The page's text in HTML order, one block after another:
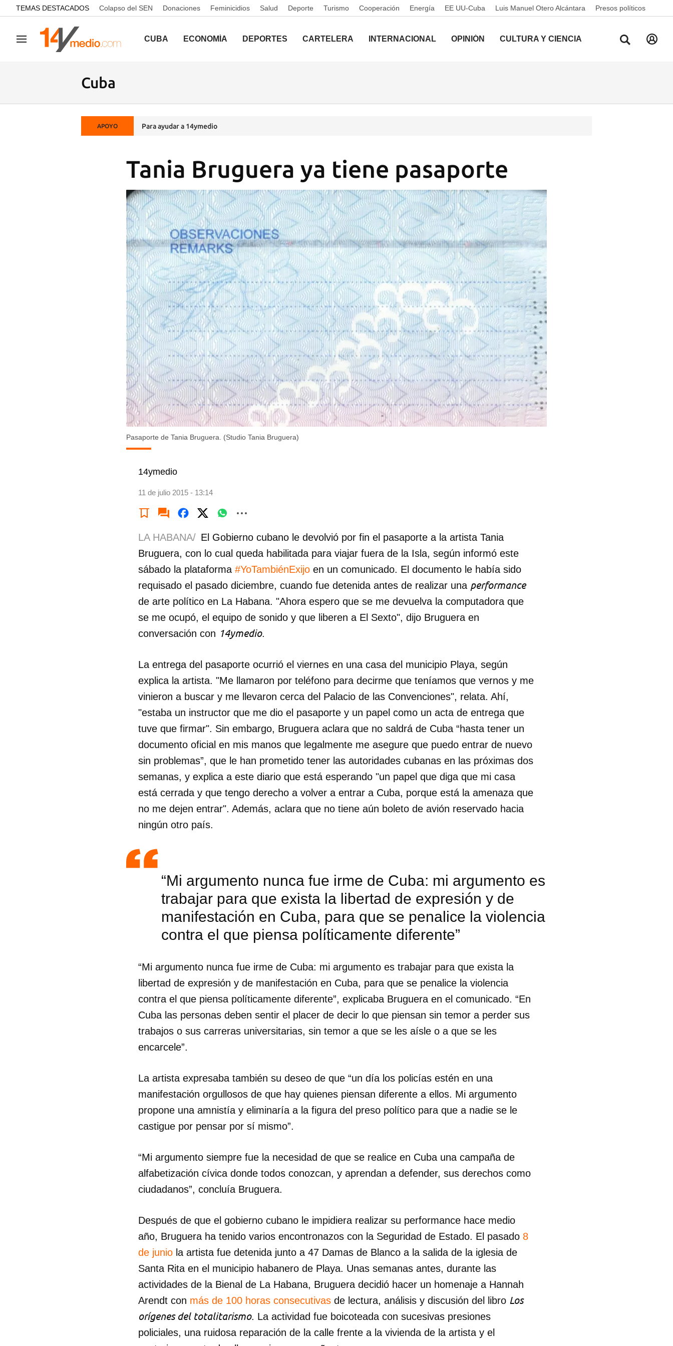
common.go-to-content
TEMAS DESTACADOS Colapso del SEN Donaciones Feminicidios Salud Deporte Turismo Cooperación Energía EE UU-Cuba Luis Manuel Otero Alcántara Presos políticos
Navegación CUBA ECONOMÍA DEPORTES CARTELERA INTERNACIONAL OPINIÓN CULTURA Y CIENCIA
Cuba
APOYO Para ayudar a 14ymedio
Tania Bruguera ya tiene pasaporte
Pasaporte de Tania Bruguera. (Studio Tania Bruguera)
14ymedio
11 de julio 2015 - 13:14
Para poder guardar como favorito, primero has de iniciar sesión con tu
cuenta de 14ymedio.
LA HABANA/ El Gobierno cubano le devolvió por fin el pasaporte a la artista Tania
Bruguera, con lo cual queda habilitada para viajar fuera de la Isla, según informó este
sábado la plataforma #YoTambiénExijo en un comunicado. El documento le había sido
requisado el pasado diciembre, cuando fue detenida antes de realizar una performance
de arte político en La Habana. "Ahora espero que se me devuelva la computadora que
se me ocupó, el equipo de sonido y que liberen a El Sexto", dijo Bruguera en
conversación con 14ymedio.
La entrega del pasaporte ocurrió el viernes en una casa del municipio Playa, según
explica la artista. "Me llamaron por teléfono para decirme que teníamos que vernos y me
vinieron a buscar y me llevaron cerca del Palacio de las Convenciones", relata. Ahí,
"estaba un instructor que me dio el pasaporte y un papel como un acta de entrega que
tuve que firmar". Sin embargo, Bruguera aclara que no saldrá de Cuba “hasta tener un
documento oficial en mis manos que legalmente me asegure que puedo entrar de nuevo
sin problemas”, que le han prometido tener las autoridades cubanas en las próximas dos
semanas, y explica a este diario que está esperando "un papel que diga que mi casa
está cerrada y que tengo derecho a volver a entrar a Cuba, porque está la amenaza que
no me dejen entrar". Además, aclara que no tiene aún boleto de avión reservado hacia
ningún otro país.
“Mi argumento nunca fue irme de Cuba: mi argumento es
trabajar para que exista la libertad de expresión y de
manifestación en Cuba, para que se penalice la violencia
contra el que piensa políticamente diferente”
“Mi argumento nunca fue irme de Cuba: mi argumento es trabajar para que exista la
libertad de expresión y de manifestación en Cuba, para que se penalice la violencia
contra el que piensa políticamente diferente”, explicaba Bruguera en el comunicado. “En
Cuba las personas deben sentir el placer de decir lo que piensan sin temor a perder sus
trabajos o sus carreras universitarias, sin temor a que se les aísle o a que se les
encarcele”.
La artista expresaba también su deseo de que “un día los policías estén en una
manifestación orgullosos de que hay quienes piensan diferente a ellos. Mi argumento
propone una amnistía y eliminaría a la figura del preso político para que a nadie se le
castigue por pensar por sí mismo”.
“Mi argumento siempre fue la necesidad de que se realice en Cuba una campaña de
alfabetización cívica donde todos conozcan, y aprendan a defender, sus derechos como
ciudadanos”, concluía Bruguera.
Después de que el gobierno cubano le impidiera realizar su performance hace medio
año, Bruguera ha tenido varios encontronazos con la Seguridad de Estado. El pasado 8
de junio la artista fue detenida junto a 47 Damas de Blanco a la salida de la iglesia de
Santa Rita en el municipio habanero de Playa. Unas semanas antes, durante las
actividades de la Bienal de La Habana, Bruguera decidió hacer un homenaje a Hannah
Arendt con más de 100 horas consecutivas de lectura, análisis y discusión del libro Los
orígenes del totalitarismo. La actividad fue boicoteada con sucesivas presiones
policiales, una ruidosa reparación de la calle frente a la vivienda de la artista y el